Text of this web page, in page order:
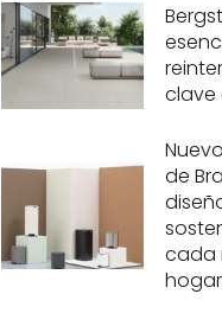
clave
de
cada
hogar